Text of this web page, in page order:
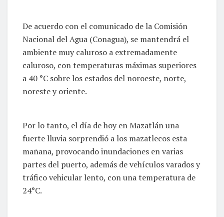
De acuerdo con el comunicado de la Comisión
Nacional del Agua (Conagua), se mantendrá el
ambiente muy caluroso a extremadamente
caluroso, con temperaturas máximas superiores
a 40 °C sobre los estados del noroeste, norte,
noreste y oriente.
Por lo tanto, el día de hoy en Mazatlán una
fuerte lluvia sorprendió a los mazatlecos esta
mañana, provocando inundaciones en varias
partes del puerto, además de vehículos varados y
tráfico vehicular lento, con una temperatura de
24°C.